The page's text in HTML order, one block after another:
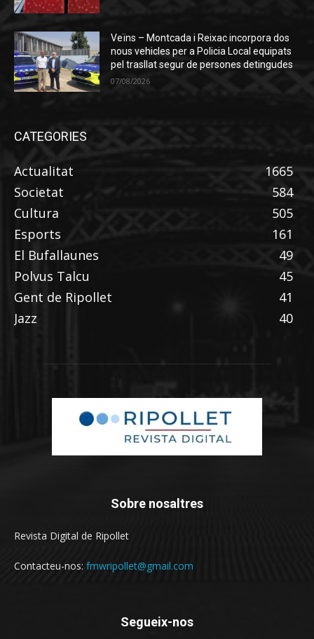
Veïns – Montcada i Reixac incorpora dos
nous vehicles per a Policia Local equipats
pel trasllat segur de persones detingudes
07/08/2026
CATEGORIES
Actualitat
1665
Societat
584
Cultura
505
Esports
161
El Bufallaunes
49
Polvus Talcu
45
Gent de Ripollet
41
Jazz
40
Sobre nosaltres
Revista Digital de Ripollet
Contacteu-nos: fmwripollet@gmail.com
Segueix-nos